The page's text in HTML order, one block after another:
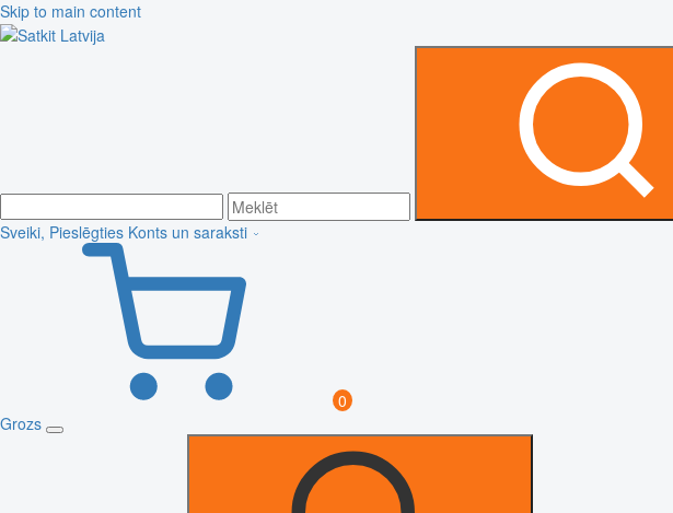
Skip to main content
Sveiki, Pieslēgties Konts un saraksti
0
Grozs